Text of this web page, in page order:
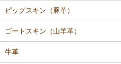
ピッグスキン（豚革）
ゴートスキン（山羊革）
牛革